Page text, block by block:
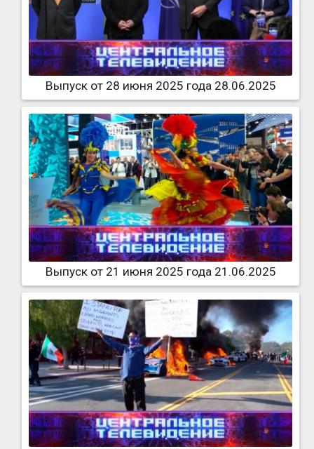
Выпуск от 28 июня 2025 года 28.06.2025
Выпуск от 21 июня 2025 года 21.06.2025